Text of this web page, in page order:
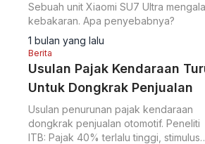
Sebuah unit Xiaomi SU7 Ultra
kebakaran. Apa penyebabnya?
1 bulan yang lalu
Berita
Usulan Pajak Kendaraan
Untuk Dongkrak Penjualan
Usulan penurunan pajak kendaraan
dongkrak penjualan otomotif. Peneliti
ITB: Pajak 40% terlalu tinggi, stimulus